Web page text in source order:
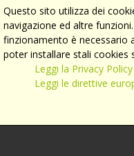
Questo sito utilizza dei
navigazione ed altre
finzionamento è necessario
poter installare stali cookies
Leggi la Privacy Policy
Leggi le direttive